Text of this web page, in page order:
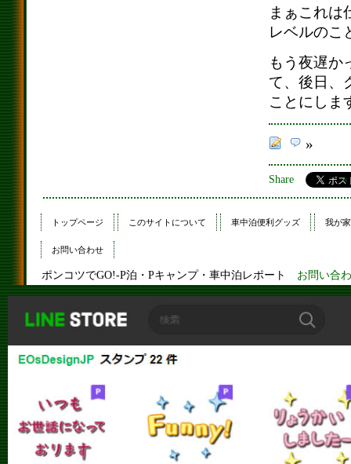
まぁこれは
レベルのこ
もう夜遅か
て、後日、
ことにしま
»
Share «
トップページ このサイトについて 車中泊便利グッズ 我が
お問い合わせ
ポンコツでGO!-P泊・Pキャンプ・車中泊レポート お問い合